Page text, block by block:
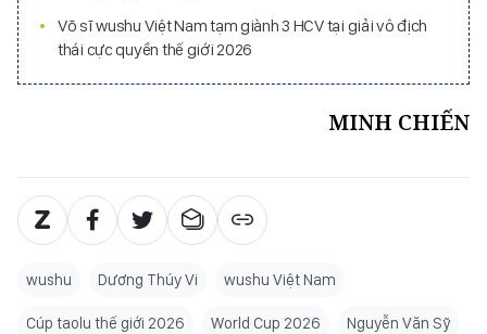
Võ sĩ wushu Việt Nam tạm giành 3 HCV tại giải vô địch
thái cực quyền thế giới 2026
MINH CHIẾN
wushu Dương Thúy Vi wushu Việt Nam
Cúp taolu thế giới 2026 World Cup 2026 Nguyễn Văn Sỹ